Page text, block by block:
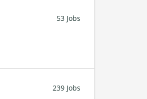
53 Jobs
239 Jobs